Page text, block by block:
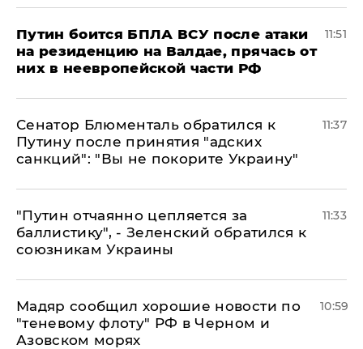
Путин боится БПЛА ВСУ после атаки
на резиденцию на Валдае, прячась от
них в неевропейской части РФ
11:51
Сенатор Блюменталь обратился к
Путину после принятия "адских
санкций": "Вы не покорите Украину"
11:37
"Путин отчаянно цепляется за
баллистику", - Зеленский обратился к
союзникам Украины
11:33
Мадяр сообщил хорошие новости по
"теневому флоту" РФ в Черном и
Азовском морях
10:59